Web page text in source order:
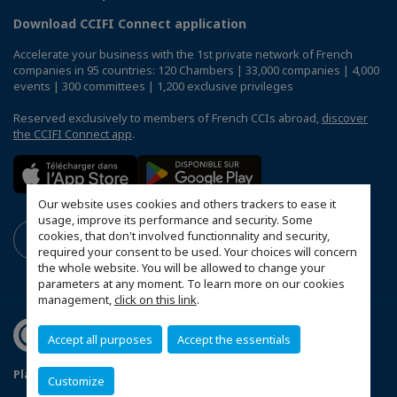
Our website uses cookies and others trackers to ease it
usage, improve its performance and security. Some
cookies, that don't involved functionnality and security,
required your consent to be used. Your choices will concern
the whole website. You will be allowed to change your
parameters at any moment. To learn more on our cookies
management,click on this link.
Accept all purposes Accept the essentials
Customize
Download CCIFI Connect application
Accelerate your business with the 1st private network of French
companies in 95 countries: 120 Chambers | 33,000 companies | 4,000
events | 300 committees | 1,200 exclusive privileges
Reserved exclusively to members of French CCIs abroad, discover
the CCIFI Connect app.
Plan du site
Mentions légales